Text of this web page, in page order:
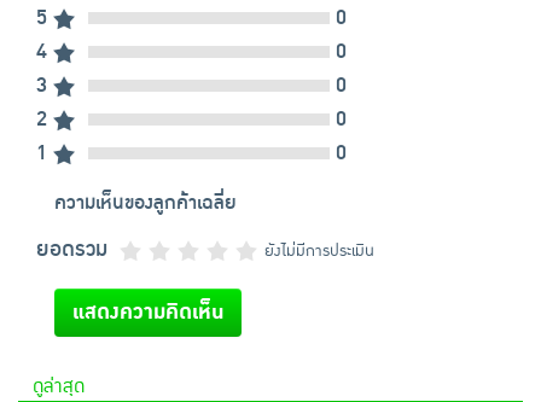
5
0
4
0
3
0
2
0
1
0
ความเห็นของลูกค้าเฉลี่ย
ยอดรวม ยังไม่มีการประเมิน
แสดงความคิดเห็น
ดูล่าสุด